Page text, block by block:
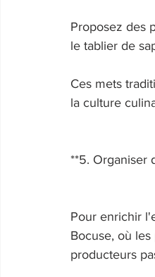
Proposez des
le tablier de
Ces mets
la culture
**5. Organiser
Pour enrichir
Bocuse, où
producteurs